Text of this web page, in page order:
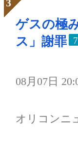
ゲスの極
ス」謝罪
08月07日
オリコンニ